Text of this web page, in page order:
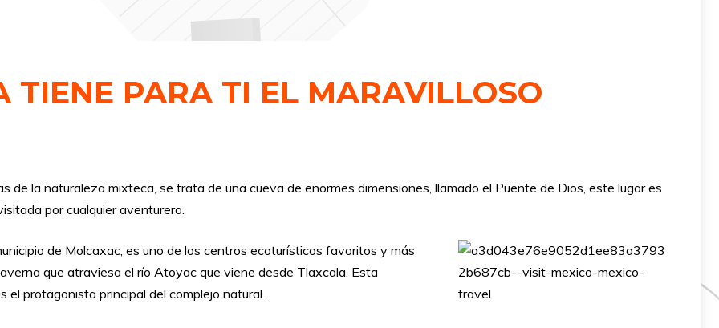
TIENE PARA TI EL MARAVILLOSO
de la naturaleza mixteca, se trata de una cueva de enormes dimensiones, llamado el Puente de Dios, este lugar es
por cualquier aventurero.
de Molcaxac, es uno de los centros ecoturísticos favoritos y más
que atraviesa el río Atoyac que viene desde Tlaxcala. Esta
el protagonista principal del complejo natural.